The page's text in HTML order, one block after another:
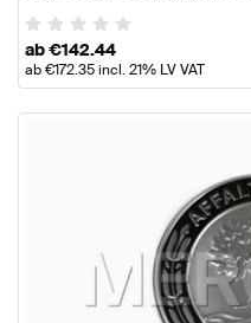
ab€142.44
ab€172.35incl. 21% LV VAT